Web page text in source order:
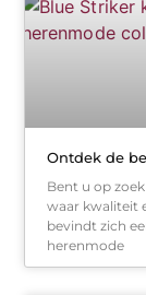
Ontdek de
Bent u op
waar kwaliteit
bevindt zich
herenmode